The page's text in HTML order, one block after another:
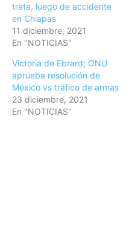
trata, luego de accidente
en Chiapas
11 diciembre, 2021
En "NOTICIAS"
Victoria de Ebrard; ONU
aprueba resolución de
México vs tráfico de armas
23 diciembre, 2021
En "NOTICIAS"